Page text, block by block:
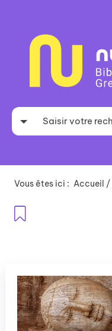
recherche
Vous êtes ici : Accueil /